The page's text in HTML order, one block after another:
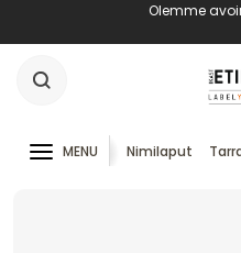
Olemme
MENU Nimilaput